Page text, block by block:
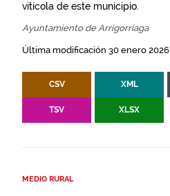
vitícola de este municipio.
Ayuntamiento de Arrigorriaga
Última modificación 30 enero 2026
CSV XML
TSV XLSX
MEDIO RURAL